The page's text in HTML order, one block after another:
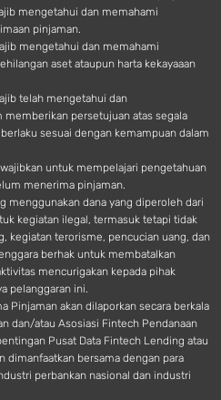
mengetahui dan memahami
pinjaman.
mengetahui dan memahami
aset ataupun harta kekayaaan
telah mengetahui dan
persetujuan atas segala
sesuai dengan kemampuan dalam
untuk mempelajari pengetahuan
menerima pinjaman.
menggunakan dana yang diperoleh dari
kegiatan ilegal, termasuk tetapi tidak
kegiatan terorisme, pencucian uang, dan
berhak untuk membatalkan
mencurigakan kepada pihak
pelanggaran ini.
Pinjaman akan dilaporkan secara berkala
dan/atau Asosiasi Fintech Pendanaan
Pusat Data Fintech Lending atau
dimanfaatkan bersama dengan para
perbankan nasional dan industri